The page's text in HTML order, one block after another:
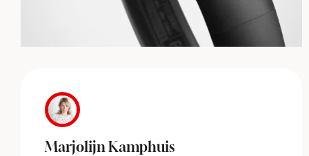
Marjolijn Kamphuis